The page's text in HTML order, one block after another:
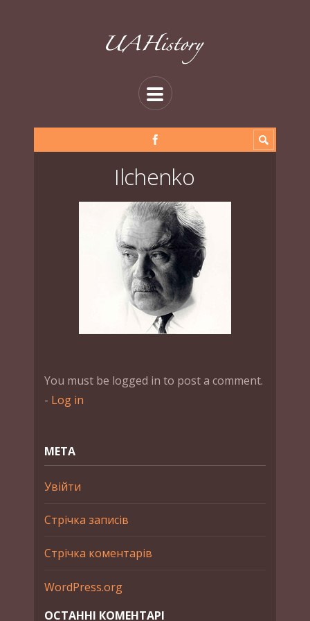
Ilchenko
You must be logged in to post a comment.
- Log in
МЕТА
Увійти
Стрічка записів
Стрічка коментарів
WordPress.org
ОСТАННІ КОМЕНТАРІ